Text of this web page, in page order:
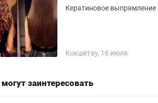
Кератиновое
Кокшетау, 16 июля
заинтересовать